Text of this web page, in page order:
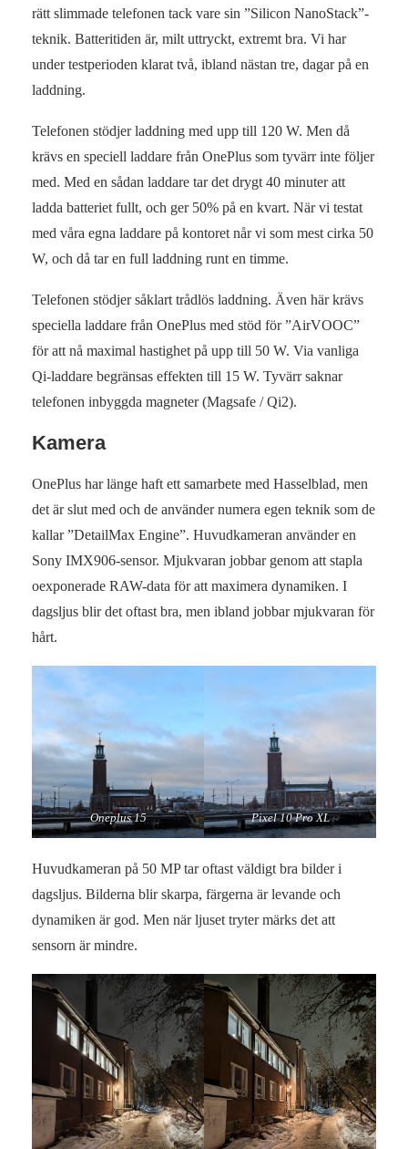
rätt slimmade telefonen tack vare sin ”Silicon NanoStack”-
teknik. Batteritiden är, milt uttryckt, extremt bra. Vi har
under testperioden klarat två, ibland nästan tre, dagar på en
laddning.
Telefonen stödjer laddning med upp till 120 W. Men då
krävs en speciell laddare från OnePlus som tyvärr inte följer
med. Med en sådan laddare tar det drygt 40 minuter att
ladda batteriet fullt, och ger 50% på en kvart. När vi testat
med våra egna laddare på kontoret når vi som mest cirka 50
W, och då tar en full laddning runt en timme.
Telefonen stödjer såklart trådlös laddning. Även här krävs
speciella laddare från OnePlus med stöd för ”AirVOOC”
för att nå maximal hastighet på upp till 50 W. Via vanliga
Qi-laddare begränsas effekten till 15 W. Tyvärr saknar
telefonen inbyggda magneter (Magsafe / Qi2).
Kamera
OnePlus har länge haft ett samarbete med Hasselblad, men
det är slut med och de använder numera egen teknik som de
kallar ”DetailMax Engine”. Huvudkameran använder en
Sony IMX906-sensor. Mjukvaran jobbar genom att stapla
oexponerade RAW-data för att maximera dynamiken. I
dagsljus blir det oftast bra, men ibland jobbar mjukvaran för
hårt.
Oneplus 15 Pixel 10 Pro XL
Huvudkameran på 50 MP tar oftast väldigt bra bilder i
dagsljus. Bilderna blir skarpa, färgerna är levande och
dynamiken är god. Men när ljuset tryter märks det att
sensorn är mindre.